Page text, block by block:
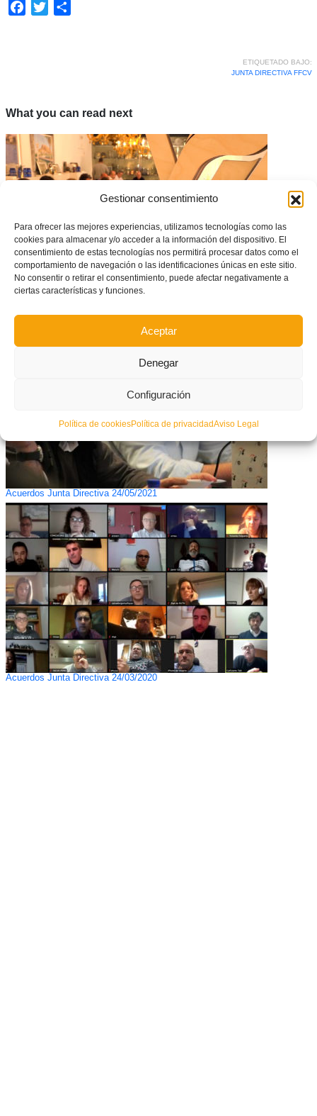
Gestionar consentimiento
Para ofrecer las mejores experiencias, utilizamos tecnologías como las
cookies para almacenar y/o acceder a la información del dispositivo. El
consentimiento de estas tecnologías nos permitirá procesar datos como el
comportamiento de navegación o las identificaciones únicas en este sitio.
No consentir o retirar el consentimiento, puede afectar negativamente a
ciertas características y funciones.
Aceptar
Denegar
Configuración
Política de cookiesPolítica de privacidadAviso Legal
Facebook
Twitter
ETIQUETADO BAJO:
JUNTA DIRECTIVA FFCV
What you can read next
Acuerdos Junta Directiva 24/05/2021
Acuerdos Junta Directiva 24/03/2020